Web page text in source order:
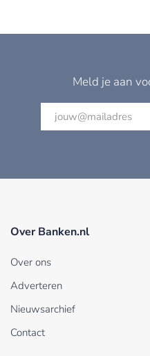
Meld je aan
Over Banken.nl
Over ons
Adverteren
Nieuwsarchief
Contact